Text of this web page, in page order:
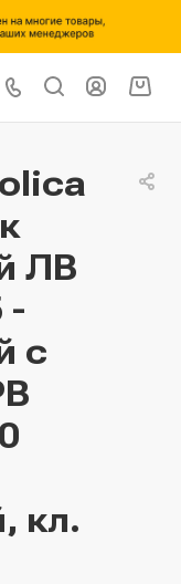
ЛВ
-
с
кл.